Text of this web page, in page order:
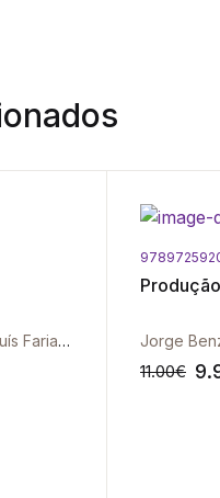
Adelaide Magro | José Luís Faria Magro
11.00€